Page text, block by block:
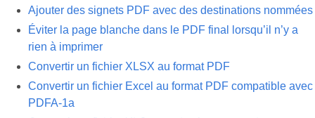
Ajouter des signets PDF avec des destinations nommées
Éviter la page blanche dans le PDF final lorsqu’il n’y a
rien à imprimer
Convertir un fichier XLSX au format PDF
Convertir un fichier Excel au format PDF compatible avec
PDFA-1a